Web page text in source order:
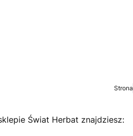
Strona
Świat Herbat znajdziesz: